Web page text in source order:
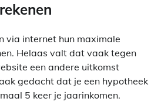
via internet hun maximale
Helaas valt dat vaak tegen
een andere uitkomst
gedacht dat je een hypotheek
5 keer je jaarinkomen.